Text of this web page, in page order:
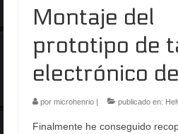
Montaje del
prototipo de
electrónico
por microhenrio publicado en:
Finalmente he conseguido